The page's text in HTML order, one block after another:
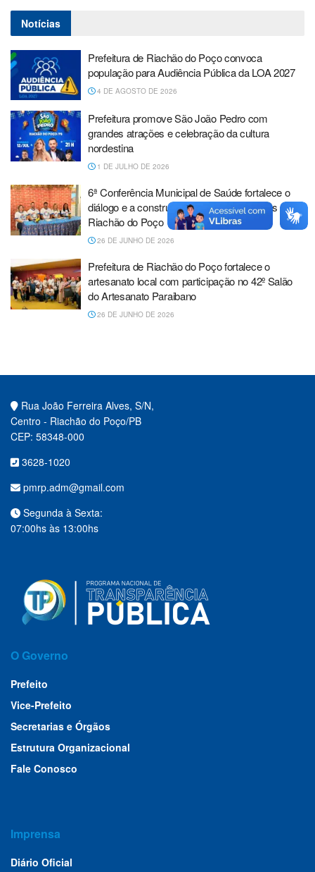
Notícias
Prefeitura de Riachão do Poço convoca
população para Audiência Pública da LOA 2027
4 DE AGOSTO DE 2026
Prefeitura promove São João Pedro com
grandes atrações e celebração da cultura
nordestina
1 DE JULHO DE 2026
6ª Conferência Municipal de Saúde fortalece o
diálogo e a construção de políticas públicas em
Riachão do Poço
26 DE JUNHO DE 2026
Prefeitura de Riachão do Poço fortalece o
artesanato local com participação no 42º Salão
do Artesanato Paraibano
26 DE JUNHO DE 2026
Rua João Ferreira Alves, S/N,
Centro - Riachão do Poço/PB
CEP: 58348-000
3628-1020
pmrp.adm@gmail.com
Segunda à Sexta:
07:00hs às 13:00hs
O Governo
Prefeito
Vice-Prefeito
Secretarias e Órgãos
Estrutura Organizacional
Fale Conosco
Imprensa
Diário Oficial